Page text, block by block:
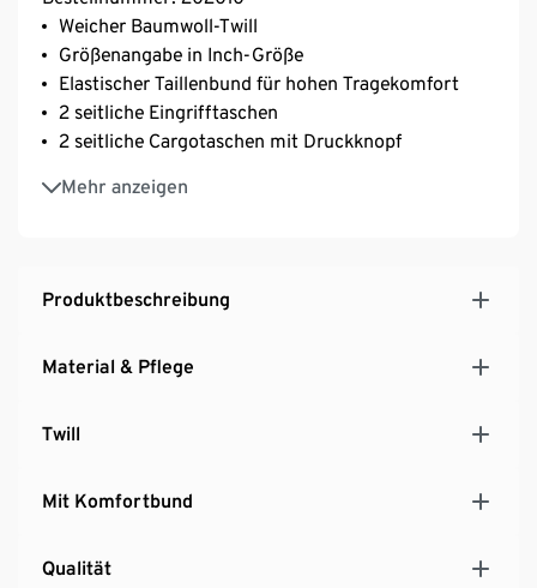
Weicher Baumwoll-Twill
Größenangabe in Inch-Größe
Elastischer Taillenbund für hohen Tragekomfort
2 seitliche Eingrifftaschen
2 seitliche Cargotaschen mit Druckknopf
Mehr anzeigen
2 Gesäßtaschen mit Druckknopf
Mit Markenelasthan: formbeständig, perfekter Sitz,
hoher Tragekomfort
Produktbeschreibung
Material & Pflege
Twill
Mit Komfortbund
Qualität